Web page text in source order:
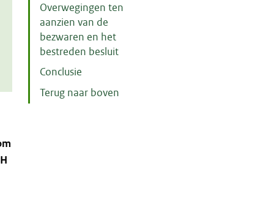
Overwegingen ten
aanzien van de
bezwaren en het
bestreden besluit
Conclusie
Terug naar boven